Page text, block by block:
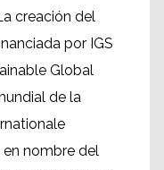
creación del
por IGS
Global
de la
en nombre del